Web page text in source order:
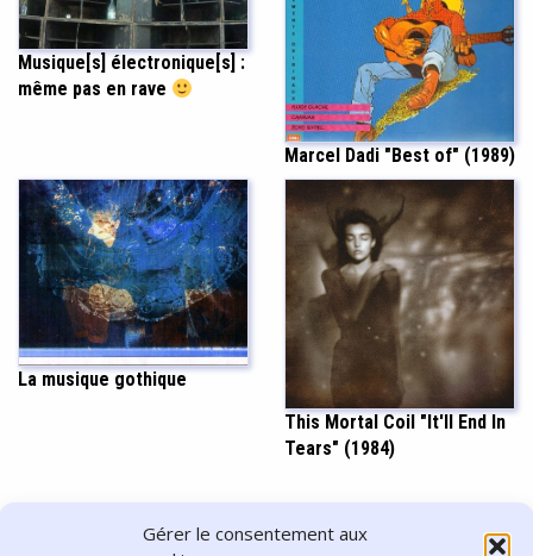
Gérer le consentement aux
Musique[s] électronique[s] :
même pas en rave
Marcel Dadi "Best of" (1989)
La musique gothique
This Mortal Coil "It'll End In
Tears" (1984)
PARTAGER CET ARTICLE